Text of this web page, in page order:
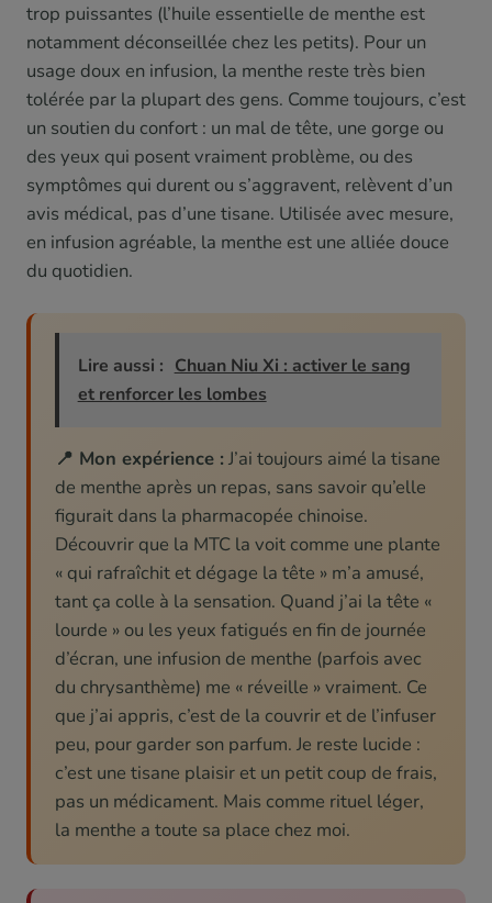
trop puissantes (l’huile essentielle de menthe est
notamment déconseillée chez les petits). Pour un
usage doux en infusion, la menthe reste très bien
tolérée par la plupart des gens. Comme toujours, c’est
un soutien du confort : un mal de tête, une gorge ou
des yeux qui posent vraiment problème, ou des
symptômes qui durent ou s’aggravent, relèvent d’un
avis médical, pas d’une tisane. Utilisée avec mesure,
en infusion agréable, la menthe est une alliée douce
du quotidien.
Lire aussi : Chuan Niu Xi : activer le sang
et renforcer les lombes
📍 Mon expérience : J’ai toujours aimé la tisane
de menthe après un repas, sans savoir qu’elle
figurait dans la pharmacopée chinoise.
Découvrir que la MTC la voit comme une plante
« qui rafraîchit et dégage la tête » m’a amusé,
tant ça colle à la sensation. Quand j’ai la tête «
lourde » ou les yeux fatigués en fin de journée
d’écran, une infusion de menthe (parfois avec
du chrysanthème) me « réveille » vraiment. Ce
que j’ai appris, c’est de la couvrir et de l’infuser
peu, pour garder son parfum. Je reste lucide :
c’est une tisane plaisir et un petit coup de frais,
pas un médicament. Mais comme rituel léger,
la menthe a toute sa place chez moi.